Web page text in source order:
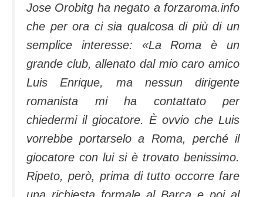
Jose Orobitg ha negato a forzaroma.info
che per ora ci sia qualcosa di più di un
semplice interesse: «La Roma è un
grande club, allenato dal mio caro amico
Luis Enrique, ma nessun dirigente
romanista mi ha contattato per
chiedermi il giocatore. È ovvio che Luis
vorrebbe portarselo a Roma, perché il
giocatore con lui si è trovato benissimo.
Ripeto, però, prima di tutto occorre fare